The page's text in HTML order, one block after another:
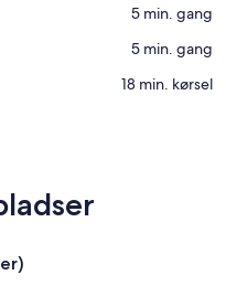
‪5 min. gang‬
‪5 min. gang‬
‪18 min. kørsel‬